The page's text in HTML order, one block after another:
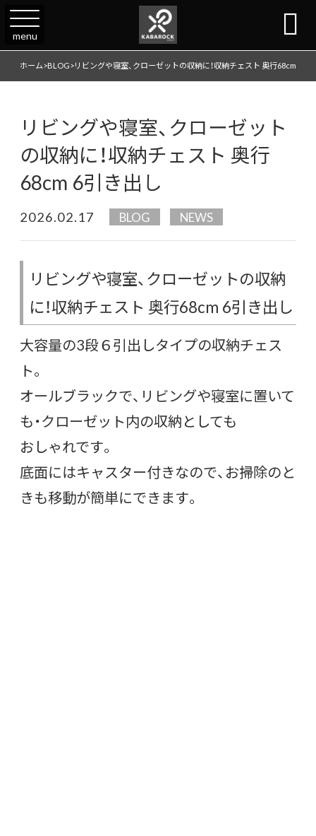
menu 
ホーム>BLOG>リビングや寝室、クローゼットの収納に！収納チェスト 奥行68cm 6引
リビングや寝室、クローゼット
の収納に！収納チェスト 奥行
68cm 6引き出し
2026.02.17 BLOG NEWS
リビングや寝室、クローゼットの収納
に！収納チェスト 奥行68cm 6引き出し
大容量の3段６引出しタイプの収納チェス
ト。
オールブラックで、リビングや寝室に置いて
も・クローゼット内の収納としても
おしゃれです。
底面にはキャスター付きなので、お掃除のと
きも移動が簡単にできます。